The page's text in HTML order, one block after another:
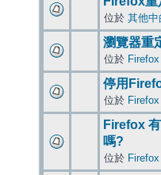
位於 其他中
瀏覽器重
位於 Firefox
停用
位於 Firefox
Firefox
嗎?
位於 Firefox